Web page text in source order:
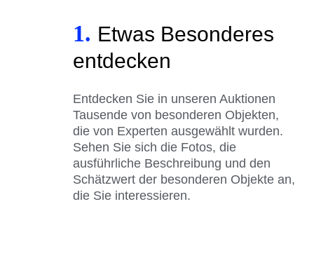
1. Etwas Besonderes
entdecken
Entdecken Sie in unseren Auktionen
Tausende von besonderen Objekten,
die von Experten ausgewählt wurden.
Sehen Sie sich die Fotos, die
ausführliche Beschreibung und den
Schätzwert der besonderen Objekte an,
die Sie interessieren.